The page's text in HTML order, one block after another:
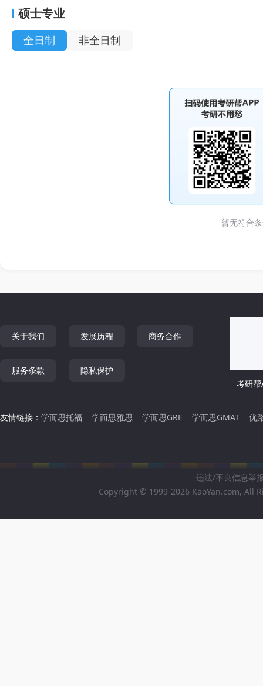
内科学（传染病）
儿科学
硕士专业
全日制 非全日制
暂无符合
关于我们 发展历程 商务合作
服务条款
隐私保护
考研帮
友情链接： 学而思托福 学而思雅思 学而思GRE 学而思GMAT 优
违法/不良信息举
Copyright © 1999-2026 KaoYan.com, All